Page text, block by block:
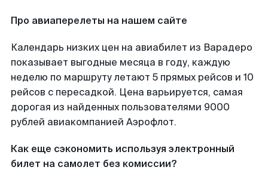
Про авиаперелеты на нашем сайте
Календарь низких цен на авиабилет из Варадеро
показывает выгодные месяца в году, каждую
неделю по маршруту летают 5 прямых рейсов и 10
рейсов с пересадкой. Цена варьируется, самая
дорогая из найденных пользователями 9000
рублей авиакомпанией Аэрофлот.
Как еще сэкономить используя электронный
билет на самолет без комиссии?